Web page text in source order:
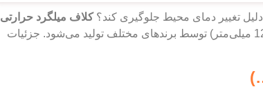
دلیل تغییر دمای محیط جلو‌گیری کند؟کلاف میلگرد حرارتی
که با نام آرماتور حرارتی هم شناخته می‌شود، در سایز‌های کوچک (حدود 4.5 تا 12 میلی‌متر) توسط برند‌های مختلف تولید می‌شود. جزئیات